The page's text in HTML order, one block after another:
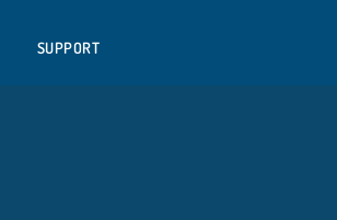
SUPPORT